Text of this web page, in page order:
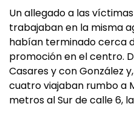
Un allegado a las
trabajaban en la misma
habían terminado cerca
promoción en el centro.
Casares y con González
cuatro viajaban rumbo a
metros al Sur de calle 6,